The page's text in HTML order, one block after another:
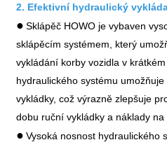
2. Efektivní hydraulický
●Sklápěč HOWO je vybaven
sklápěcím systémem, který
vykládání korby vozidla v
hydraulického systému
vykládky, což výrazně zlepšuje
dobu ruční vykládky a náklady na
●Vysoká nosnost hydraulického